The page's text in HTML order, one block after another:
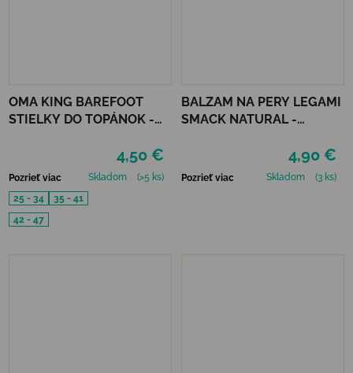
OMA KING BAREFOOT
STIELKY DO TOPÁNOK -
4,50 €
Pozrieť viac Skladom
(>5 ks)
25 - 34
35 - 41
42 - 47
BALZAM NA PERY LEGAMI
SMACK NATURAL -
4,90 €
Pozrieť viac Skladom (3 ks)